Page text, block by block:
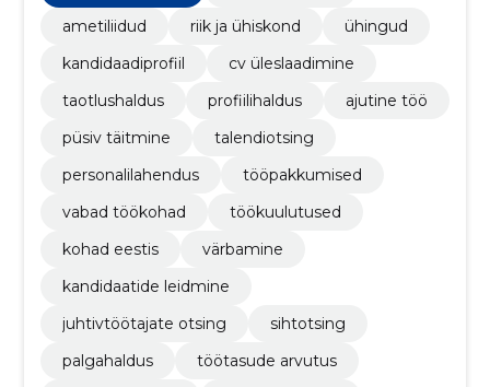
ametiliidud
riik ja ühiskond
ühingud
kandidaadiprofiil
cv üleslaadimine
taotlushaldus
profiilihaldus
ajutine töö
püsiv täitmine
talendiotsing
personalilahendus
tööpakkumised
vabad töökohad
töökuulutused
kohad eestis
värbamine
kandidaatide leidmine
juhtivtöötajate otsing
sihtotsing
palgahaldus
töötasude arvutus